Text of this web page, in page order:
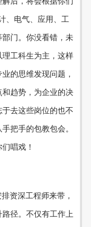
、电气、应用、工
门。你没看错，未
工科生为主，这样
的思维发现问题，
趋势，为企业的决
去这些岗位的也不
把手的包教包会。
唱戏！
资深工程师来带，
径。不仅有工作上